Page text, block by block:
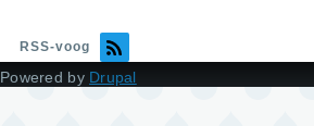
RSS-voog
Powered by Drupal